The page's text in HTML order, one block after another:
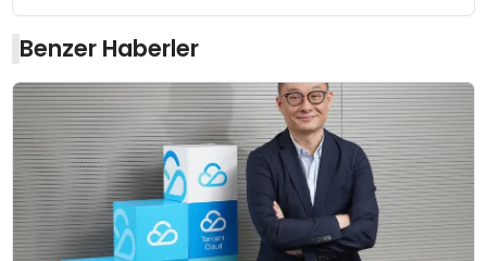
Benzer Haberler